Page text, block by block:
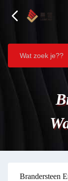
Brandersteen